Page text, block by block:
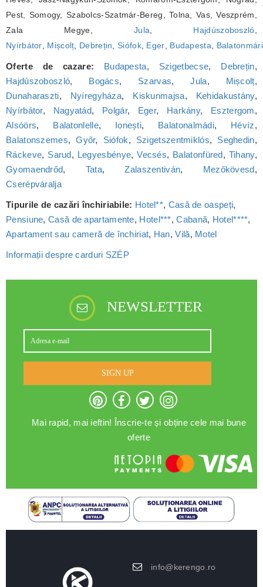
Pest, Somogy, Szabolcs-Szatmár-Bereg, Tolna, Vas, Veszprém,
Zala Megye, Jula Hajdúszoboszló
Nyírbátor
Mișcolț Debrețin ,Siófok, Eger Budapesta
Oferte de cazare: Budapesta, Szigetbecse, Debrețin,
Hajdúszoboszló, Bogács, Szarvas,Jula, Mișcolț,
Dunaharaszti, Nyíregyháza, Kiskunmajsa, Kehidakustány,
Nyírbátor, Nagyatád, Polgár, Eger, Harkány, Esztergom,
Alsóörs, Balatonlelle, Ionești, Balatonalmádi, Hévíz,
Balatonszemes,Győr, Siófok, Szigetszentmiklós, Seghedin,
Ráckeve, Sarud, Legyesbénye,Vecsés, Balatonfüred, Tihany,
Gyomaendrőd, Tata,Zalaszentiván, Mezőkövesd,
Cserépváralja
Tipurile de cazări închiriabile: Hotel**, Casă de oaspeți,
Pensiune,Casă de apartamente, Hotel***,Cabană, Hotel****,
Apartament sau cameră de închiriat, Han,Vilă, Motel
Informații despre carduri SZÉP
NEWSLETTER
SIGN UP
Mai rapid, mai ieftin! Înscrie-te și obține cele mai bune
oferte
info@kerengo.ro